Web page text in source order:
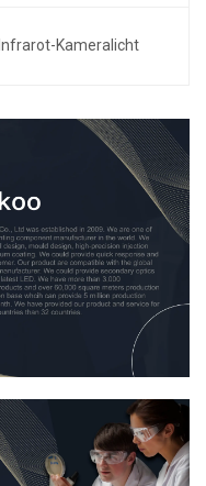
Infrarot-Kameralicht